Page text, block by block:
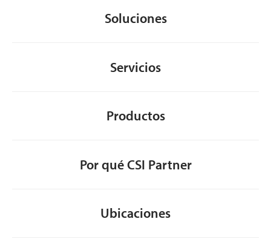
Soluciones
Servicios
Productos
Por qué CSI Partner
Ubicaciones